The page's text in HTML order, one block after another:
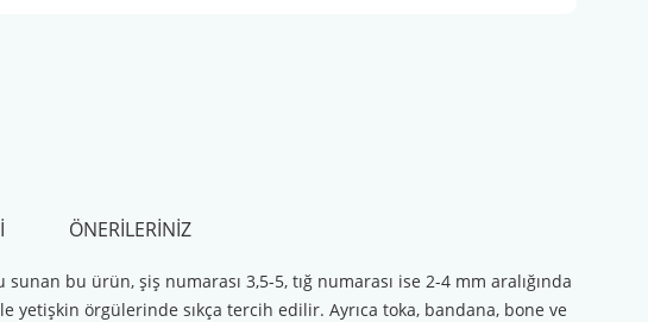
ÖNERILERINIZ
bu ürün, şiş numarası 3,5-5, tığ numarası ise 2-4 mm aralığında
örgülerinde sıkça tercih edilir. Ayrıca toka, bandana, bone ve